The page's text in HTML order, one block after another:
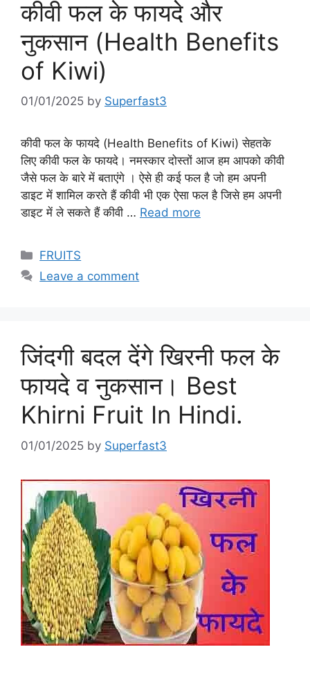
कीवी फल के फायदे और
नुकसान (Health Benefits
of Kiwi)
01/01/2025 by Superfast3
कीवी फल के फायदे (Health Benefits of Kiwi) सेहतके
लिए कीवी फल के फायदे। नमस्कार दोस्तों आज हम आपको कीवी
जैसे फल के बारे में बताएंगे । ऐसे ही कई फल है जो हम अपनी
डाइट में शामिल करते हैं कीवी भी एक ऐसा फल है जिसे हम अपनी
डाइट में ले सकते हैं कीवी … Read more
Categories
FRUITS
Leave a comment
जिंदगी बदल देंगे खिरनी फल के
फायदे व नुकसान। Best
Khirni Fruit In Hindi.
01/01/2025 by Superfast3